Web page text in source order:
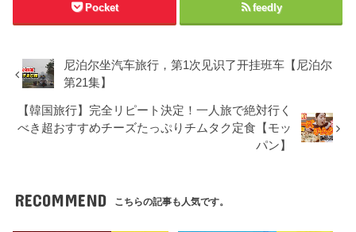
Pocket feedly
尼泊尔坐汽车旅行，第1次见识了开挂班车【尼泊尔
第21集】
【韓国旅行】完全リピート決定！一人旅で絶対行く
べき超おすすめチーズたっぷりチムタク定食【モッ
パン】
RECOMMEND こちらの記事も人気です。